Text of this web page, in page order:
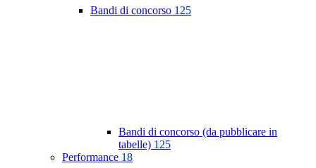
Bandi di concorso 125
Bandi di concorso (da pubblicare in
tabelle) 125
Performance 18